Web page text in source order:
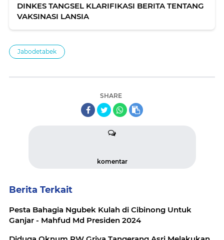
DINKES TANGSEL KLARIFIKASI BERITA TENTANG
VAKSINASI LANSIA
Jabodetabek
SHARE
komentar
Berita Terkait
Pesta Bahagia Ngubek Kulah di Cibinong Untuk
Ganjar - Mahfud Md Presiden 2024